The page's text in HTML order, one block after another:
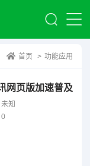
首页 > 功能应用
网页版加速普及
未知
0